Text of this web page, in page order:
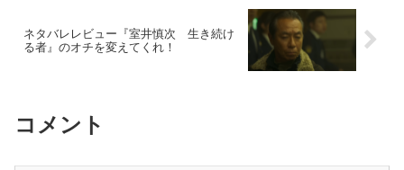
ネタバレレビュー『室井慎次 生き続け
る者』のオチを変えてくれ！
コメント